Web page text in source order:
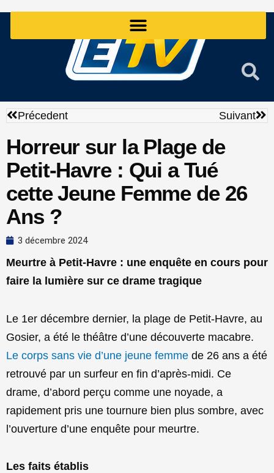
Précédent
Précedent Suivant
Horreur sur la Plage de
Petit-Havre : Qui a Tué
cette Jeune Femme de 26
Ans ?
3 décembre 2024
Meurtre à Petit-Havre : une enquête en cours pour
faire la lumière sur ce drame tragique
Le 1er décembre dernier, la plage de Petit-Havre, au
Gosier, a été le théâtre d’une découverte macabre.
Le corps sans vie d’une jeune femme de 26 ans a été
retrouvé par un surfeur en fin d’après-midi. Ce
drame, d’abord perçu comme une noyade, a
rapidement pris une tournure bien plus sombre, avec
l’ouverture d’une enquête pour meurtre.
Les faits établis